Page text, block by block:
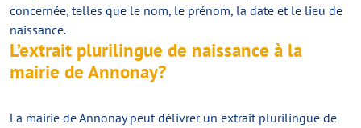
concernée, telles que le nom, le prénom, la date et le lieu de
naissance.
L’extrait plurilingue de naissance à la
mairie de Annonay?
La mairie de Annonay peut délivrer un extrait plurilingue de